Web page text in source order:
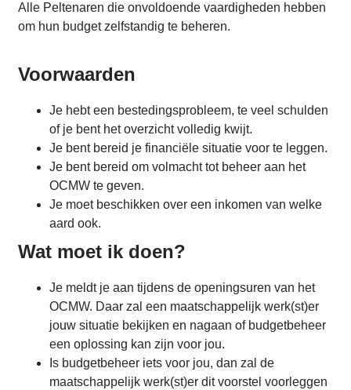
Alle Peltenaren die onvoldoende vaardigheden hebben
om hun budget zelfstandig te beheren.
Voorwaarden
Je hebt een bestedingsprobleem, te veel schulden
of je bent het overzicht volledig kwijt.
Je bent bereid je financiële situatie voor te leggen.
Je bent bereid om volmacht tot beheer aan het
OCMW te geven.
Je moet beschikken over een inkomen van welke
aard ook.
Wat moet ik doen?
Je meldt je aan tijdens de openingsuren van het
OCMW. Daar zal een maatschappelijk werk(st)er
jouw situatie bekijken en nagaan of budgetbeheer
een oplossing kan zijn voor jou.
Is budgetbeheer iets voor jou, dan zal de
maatschappelijk werk(st)er dit voorstel voorleggen